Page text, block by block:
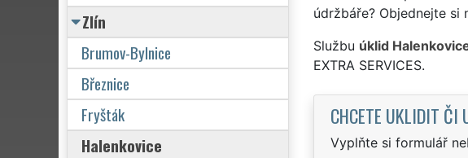
údržbáře? Objednejte si
Službu úklid
EXTRA SERVICES.
CHCETE UKLIDIT ČI
Vyplňte si formulář
Zlín
Brumov-Bylnice
Březnice
Fryšták
Halenkovice